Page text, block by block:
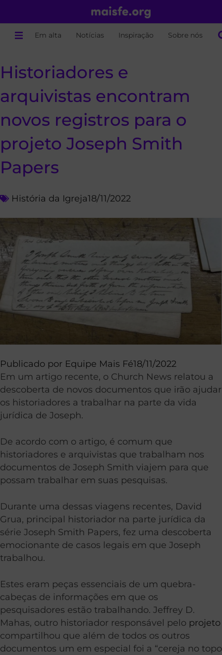
Em alta Notícias Inspiração Sobre nós
Historiadores e
arquivistas encontram
novos registros para o
projeto Joseph Smith
Papers
História da Igreja18/11/2022
Publicado por Equipe Mais Fé18/11/2022
Em um artigo recente, o Church News relatou a
descoberta de novos documentos que irão ajudar
os historiadores a trabalhar na parte da vida
jurídica de Joseph.
De acordo com o artigo, é comum que
historiadores e arquivistas que trabalham nos
documentos de Joseph Smith viajem para que
possam trabalhar em suas pesquisas.
Durante uma dessas viagens recentes, David
Grua, principal historiador na parte jurídica da
série Joseph Smith Papers, fez uma descoberta
emocionante de casos legais em que Joseph
trabalhou.
Estes eram peças essenciais de um quebra-
cabeças de informações em que os
pesquisadores estão trabalhando. Jeffrey D.
Mahas, outro historiador responsável pelo projeto
compartilhou que além de todos os outros
documentos um em especial foi a “cereja no topo